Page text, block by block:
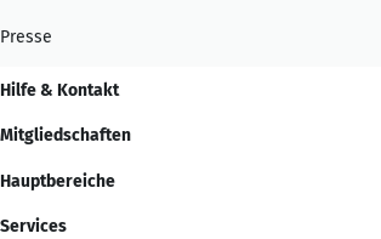
Presse
Hilfe & Kontakt
Mitgliedschaften
Hauptbereiche
Services